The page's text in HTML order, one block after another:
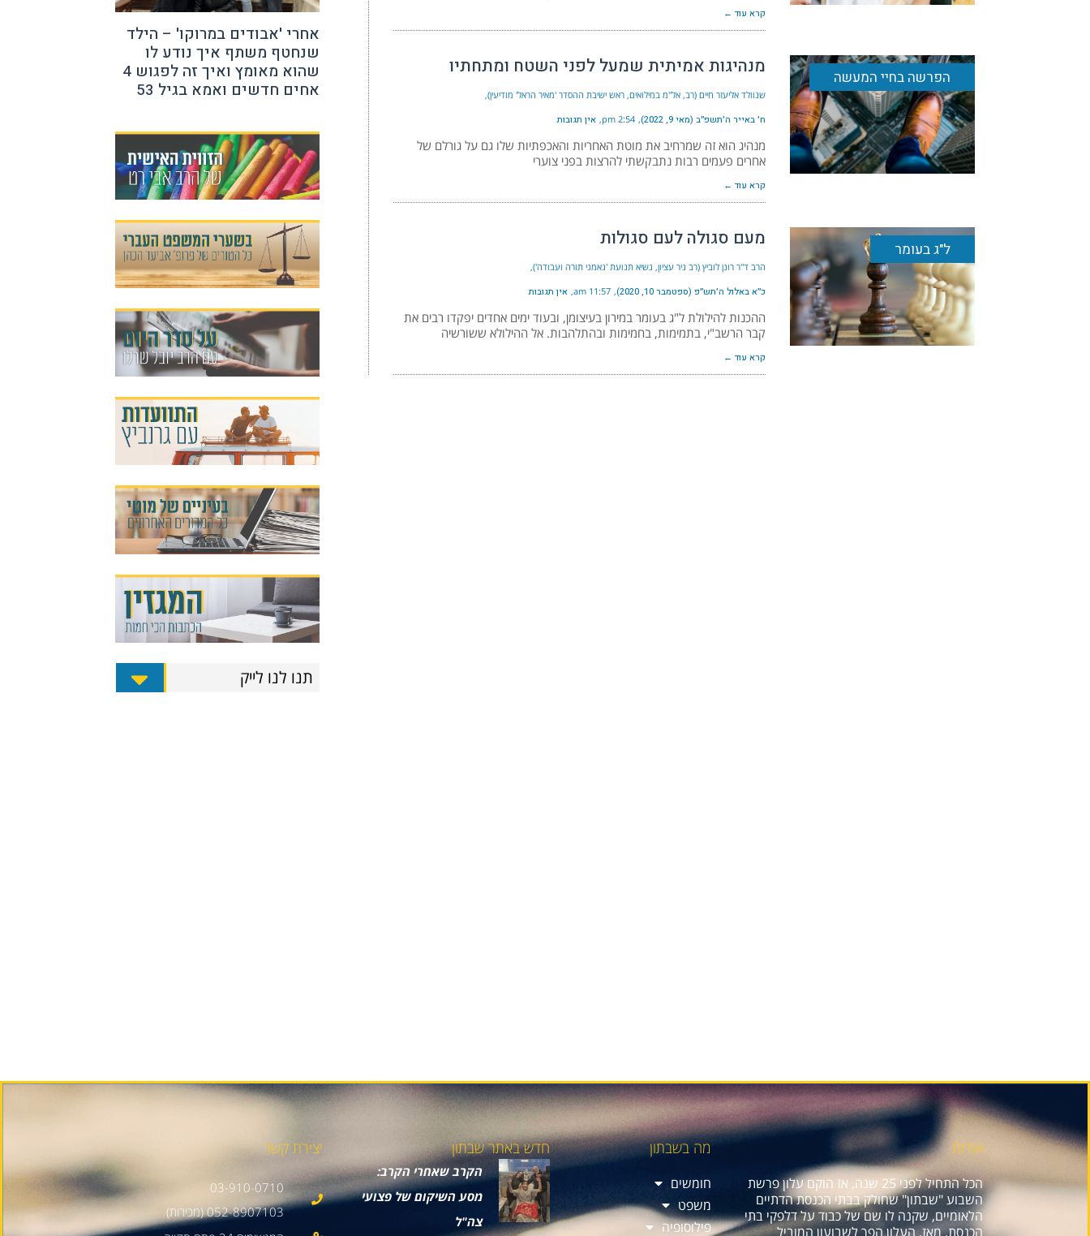
קרא עוד ←
הפרשה בחיי המעשה מנהיגות אמיתית שמעל לפני השטח ומתחתיו
שנוולד אליעזר חיים (רב, אל"מ במילואים, ראש ישיבת ההסדר 'מאיר הראל' מודיעין)
ח׳ באייר ה׳תשפ״ב (מאי 9, 2022) 2:54 pm אין תגובות
מנהיג הוא זה שמרחיב את מוטת האחריות והאכפתיות שלו גם על גורלם של
אחרים פעמים רבות נתבקשתי להרצות בפני צוערי
קרא עוד ←
ל"ג בעומר מעם סגולה לעם סגולות
הרב ד"ר רונן לוביץ (רב ניר עציון, נשיא תנועת 'נאמני תורה ועבודה')
כ״א באלול ה׳תש״פ (ספטמבר 10, 2020) 11:57 am אין תגובות
ההכנות להילולת ל"ג בעומר במירון בעיצומן, ובעוד ימים אחדים יפקדו רבים את
קבר הרשב"י, בתמימות, בחמימות ובהתלהבות. אל ההילולא ששורשיה
קרא עוד ←
אחרי 'אבודים במרוקו' – הילד
שנחטף משתף איך נודע לו
שהוא מאומץ ואיך זה לפגוש 4
אחים חדשים ואמא בגיל 53
תנו לנו לייק
אודות
הכל התחיל לפני 25 שנה, אז הוקם עלון פרשת
השבוע "שבתון" שחולק בבתי הכנסת הדתיים
הלאומיים, שקנה לו שם של כבוד על דלפקי בתי
הכנסת. מאז, העלון הפך לשבועון המוביל
מה בשבתון
חומשים
משפט
פילוסופיה
חדש באתר שבתון
הקרב שאחרי הקרב:
מסע השיקום של פצועי
צה"ל
יצירת קשר
03-910-0710
052-8907103 (מכירות)